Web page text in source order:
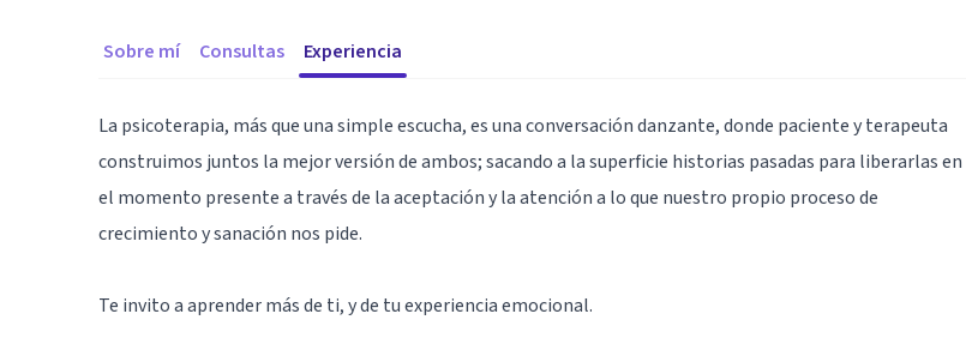
Sobre mí Consultas Experiencia
La psicoterapia, más que una simple escucha, es una conversación danzante, donde paciente y terapeuta
construimos juntos la mejor versión de ambos; sacando a la superficie historias pasadas para liberarlas en
el momento presente a través de la aceptación y la atención a lo que nuestro propio proceso de
crecimiento y sanación nos pide.
Te invito a aprender más de ti, y de tu experiencia emocional.